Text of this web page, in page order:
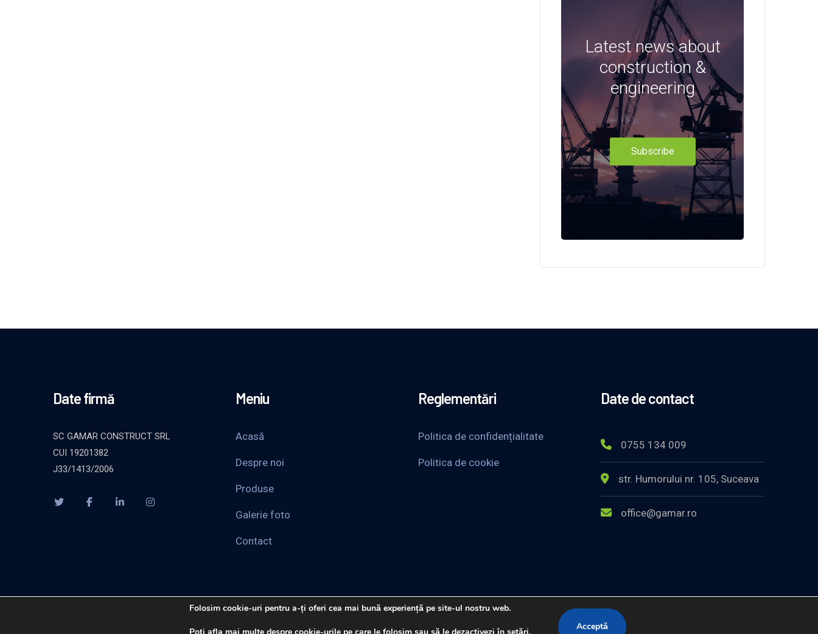
Latest news about
construction &
engineering
Subscribe
Date firmă
SC GAMAR CONSTRUCT SRL
CUI 19201382
J33/1413/2006
Meniu
Acasă
Despre noi
Produse
Galerie foto
Contact
Reglementări
Politica de confidențialitate
Politica de cookie
Date de contact
0755 134 009
str. Humorului nr. 105, Suceava
office@gamar.ro
Folosim cookie-uri pentru a-ți oferi cea mai bună experiență pe site-ul nostru web.
Acceptă